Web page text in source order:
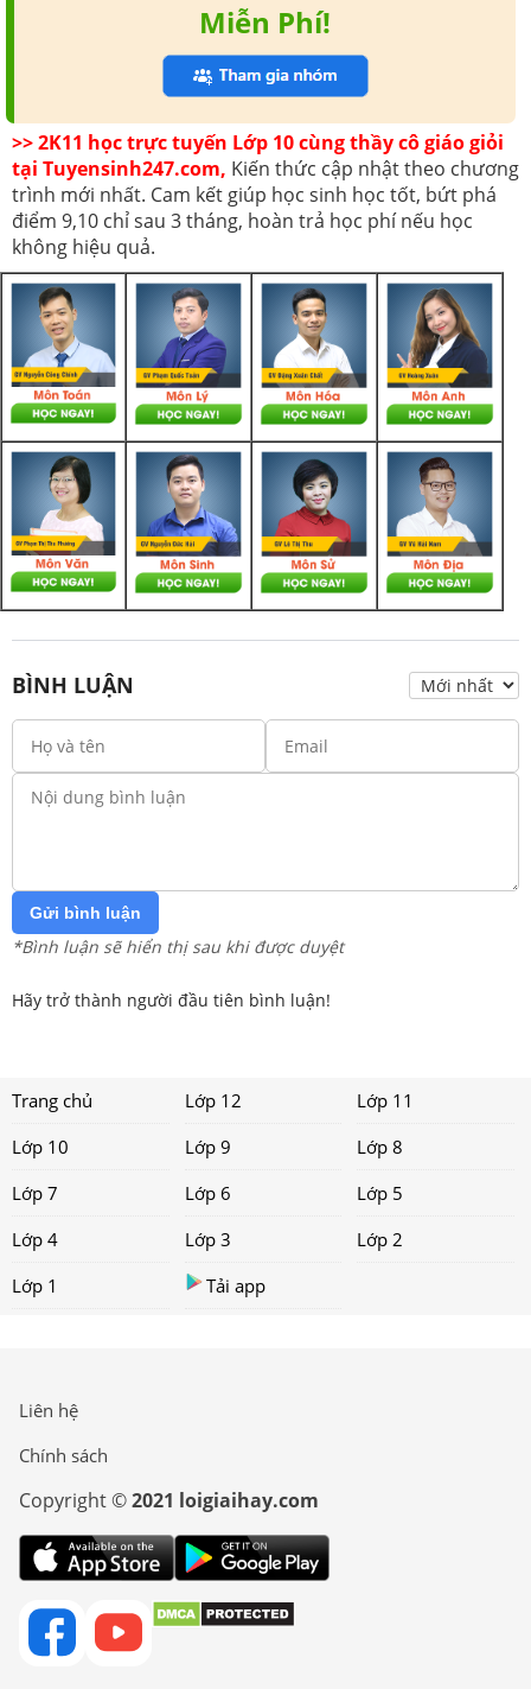
Miễn Phí!
>> 2K11 học trực tuyến Lớp 10 cùng thầy cô giáo giỏi
tại Tuyensinh247.com, Kiến thức cập nhật theo chương
trình mới nhất. Cam kết giúp học sinh học tốt, bứt phá
điểm 9,10 chỉ sau 3 tháng, hoàn trả học phí nếu học
không hiệu quả.
BÌNH LUẬN
Gửi bình luận
*Bình luận sẽ hiển thị sau khi được duyệt
Hãy trở thành người đầu tiên bình luận!
Trang chủ Lớp 12
Lớp 11
Lớp 10
Lớp 9
Lớp 8
Lớp 7
Lớp 6
Lớp 5
Lớp 4
Lớp 3
Lớp 2
Lớp 1
Tải app
Liên hệ
Chính sách
Copyright ©2021 loigiaihay.com